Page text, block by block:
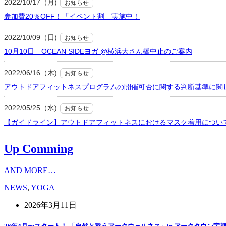
2022/10/17（月) お知らせ
参加費20％OFF！「イベント割」実施中！
2022/10/09（日) お知らせ
10月10日 OCEAN SIDEヨガ @横浜大さん橋中止のご案内
2022/06/16（木) お知らせ
アウトドアフィットネスプログラムの開催可否に関する判断基準に関
2022/05/25（水) お知らせ
【ガイドライン】アウトドアフィットネスにおけるマスク着用につい
Up Comming
AND MORE…
NEWS, YOGA
2026年3月11日